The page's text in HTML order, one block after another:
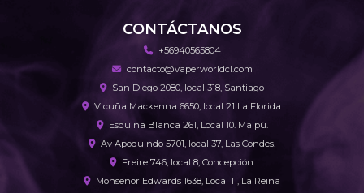
CONTÁCTANOS
+56940565804
contacto@vaperworldcl.com
San Diego 2080, local 318, Santiago
Vicuña Mackenna 6650, local 21 La Florida.
Esquina Blanca 261, Local 10. Maipú.
Av Apoquindo 5701, local 37, Las Condes.
Freire 746, local 8, Concepción.
Monseñor Edwards 1638, Local 11, La Reina